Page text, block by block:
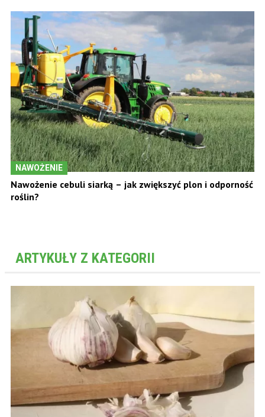
NAWOŻENIE
Nawożenie cebuli siarką – jak zwiększyć plon i odporność
roślin?
ARTYKUŁY Z KATEGORII